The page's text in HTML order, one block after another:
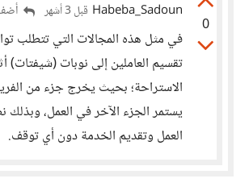
0
Habeba_Sadoun قبل 3 أشهر
في مثل هذه المجالات التي تتطلب
تقسيم العاملين إلى نوبات (شيفتات)
الاستراحة؛ بحيث يخرج جزء من
يستمر الجزء الآخر في العمل،
العمل وتقديم الخدمة دون أي توقف.